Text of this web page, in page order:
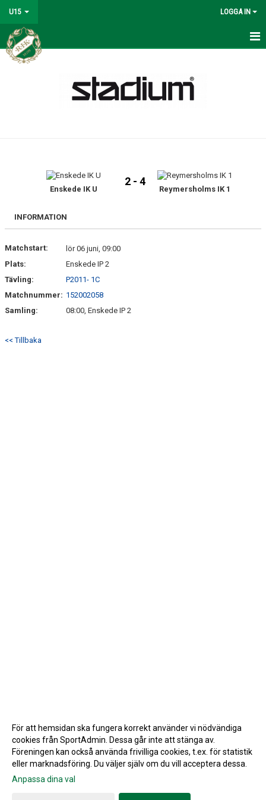
U15 LOGGA IN
HEM
KONTAKT
Enskede IK U
2 - 4
Reymersholms IK 1
INFORMATION
Matchstart:
lör 06 juni, 09:00
Plats:
Enskede IP 2
Tävling:
P2011- 1C
Matchnummer: 152002058
Samling:
08:00, Enskede IP 2
<< Tillbaka
Gå till Webbversion
För att hemsidan ska fungera korrekt använder vi nödvändiga
cookies från SportAdmin. Dessa går inte att stänga av.
Föreningen kan också använda frivilliga cookies, t.ex. för statistik
eller marknadsföring. Du väljer själv om du vill acceptera dessa.
Anpassa dina val